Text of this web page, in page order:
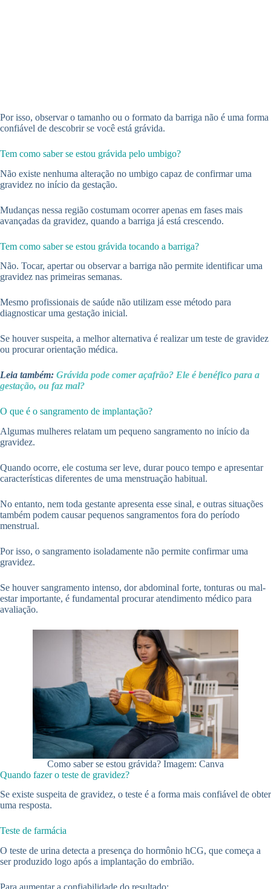
Por isso, observar o tamanho ou o formato da barriga não é uma forma
confiável de descobrir se você está grávida.
Tem como saber se estou grávida pelo umbigo?
Não existe nenhuma alteração no umbigo capaz de confirmar uma
gravidez no início da gestação.
Mudanças nessa região costumam ocorrer apenas em fases mais
avançadas da gravidez, quando a barriga já está crescendo.
Tem como saber se estou grávida tocando a barriga?
Não. Tocar, apertar ou observar a barriga não permite identificar uma
gravidez nas primeiras semanas.
Mesmo profissionais de saúde não utilizam esse método para
diagnosticar uma gestação inicial.
Se houver suspeita, a melhor alternativa é realizar um teste de gravidez
ou procurar orientação médica.
Leia também: Grávida pode comer açafrão? Ele é benéfico para a
gestação, ou faz mal?
O que é o sangramento de implantação?
Algumas mulheres relatam um pequeno sangramento no início da
gravidez.
Quando ocorre, ele costuma ser leve, durar pouco tempo e apresentar
características diferentes de uma menstruação habitual.
No entanto, nem toda gestante apresenta esse sinal, e outras situações
também podem causar pequenos sangramentos fora do período
menstrual.
Por isso, o sangramento isoladamente não permite confirmar uma
gravidez.
Se houver sangramento intenso, dor abdominal forte, tonturas ou mal-
estar importante, é fundamental procurar atendimento médico para
avaliação.
Como saber se estou grávida? Imagem: Canva
Quando fazer o teste de gravidez?
Se existe suspeita de gravidez, o teste é a forma mais confiável de obter
uma resposta.
Teste de farmácia
O teste de urina detecta a presença do hormônio hCG, que começa a
ser produzido logo após a implantação do embrião.